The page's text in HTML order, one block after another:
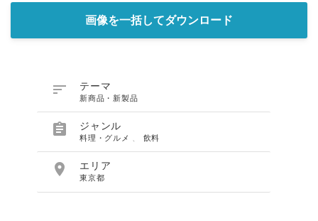
画像を一括してダウンロード
 テーマ
新商品・新製品
 ジャンル
料理・グルメ 飲料
 エリア
東京都